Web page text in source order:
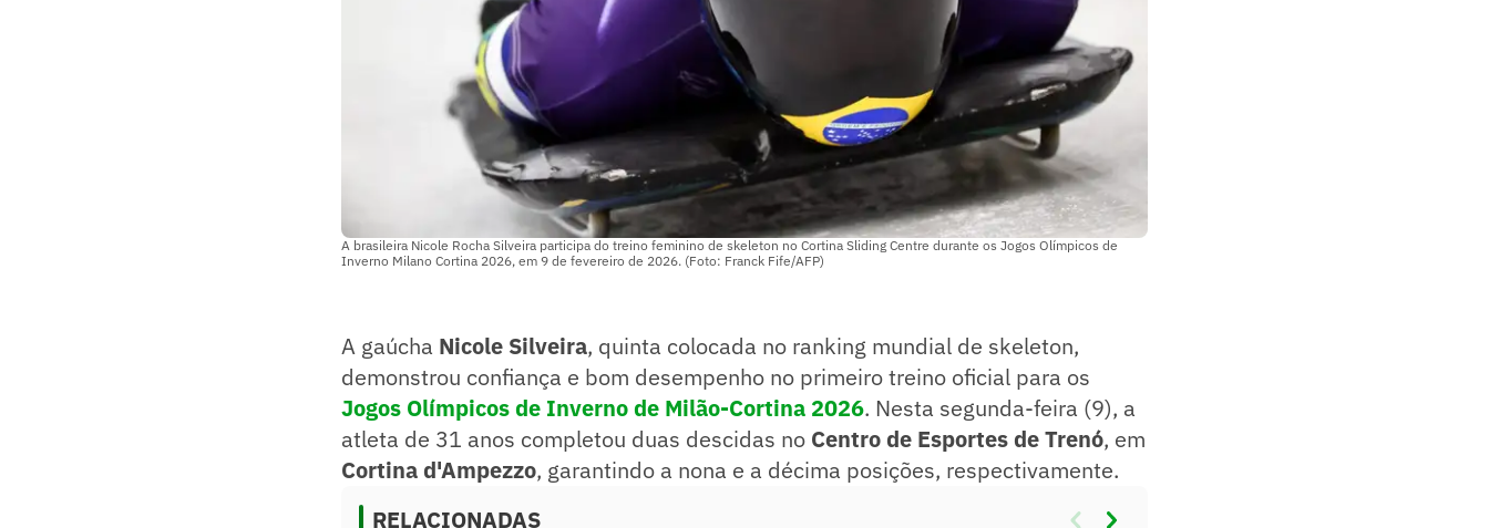
A brasileira Nicole Rocha Silveira participa do treino feminino de skeleton no Cortina Sliding Centre durante os Jogos Olímpicos de
Inverno Milano Cortina 2026, em 9 de fevereiro de 2026. (Foto: Franck Fife/AFP)
A gaúcha Nicole Silveira, quinta colocada no ranking mundial de skeleton,
demonstrou confiança e bom desempenho no primeiro treino oficial para os
Jogos Olímpicos de Inverno de Milão-Cortina 2026. Nesta segunda-feira (9), a
atleta de 31 anos completou duas descidas no Centro de Esportes de Trenó, em
Cortina d'Ampezzo, garantindo a nona e a décima posições, respectivamente.
RELACIONADAS